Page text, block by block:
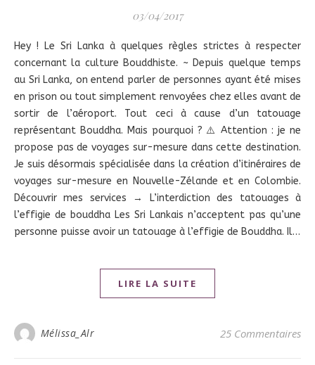
03/04/2017
Hey ! Le Sri Lanka à quelques règles strictes à respecter
concernant la culture Bouddhiste. ~ Depuis quelque temps
au Sri Lanka, on entend parler de personnes ayant été mises
en prison ou tout simplement renvoyées chez elles avant de
sortir de l’aéroport. Tout ceci à cause d’un tatouage
représentant Bouddha. Mais pourquoi ? ⚠️ Attention : je ne
propose pas de voyages sur-mesure dans cette destination.
Je suis désormais spécialisée dans la création d’itinéraires de
voyages sur-mesure en Nouvelle-Zélande et en Colombie.
Découvrir mes services → L’interdiction des tatouages à
l’effigie de bouddha Les Sri Lankais n’acceptent pas qu’une
personne puisse avoir un tatouage à l’effigie de Bouddha. Il…
LIRE LA SUITE
Mélissa_Alr 25 Commentaires